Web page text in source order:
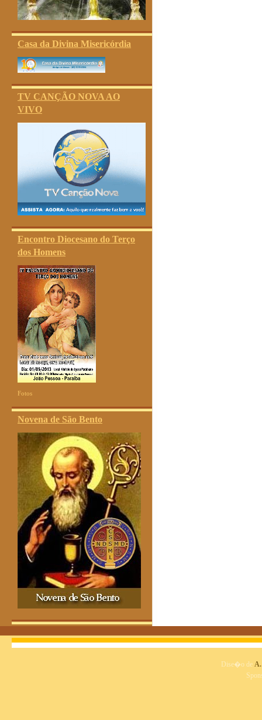
Casa da Divina Misericórdia
TV CANÇÃO NOVA AO
VIVO
Encontro Diocesano do Terço
dos Homens
Fotos
Novena de São Bento
Dise�o de